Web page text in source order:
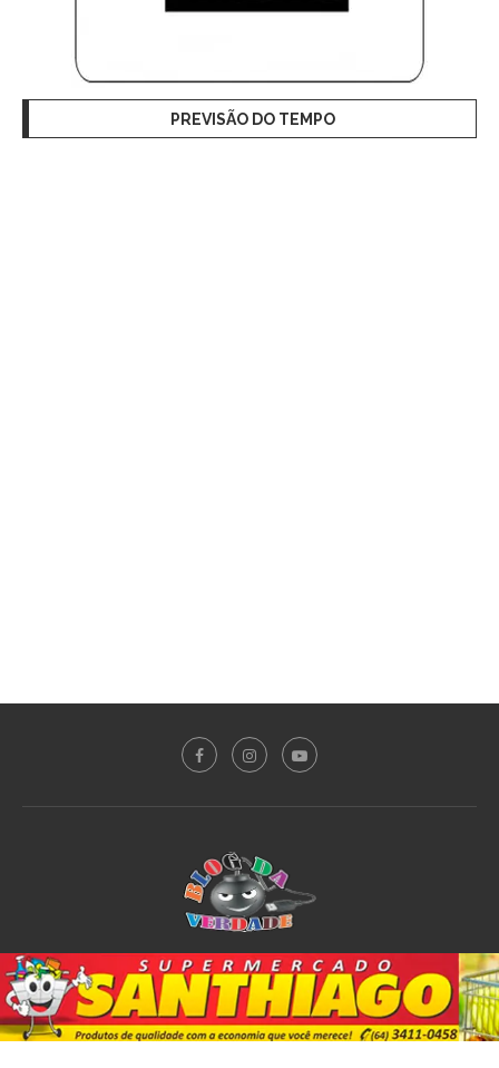
PREVISÃO DO TEMPO
Sobre o Blog Notícias Plantão Policial Acidente
Política
Esporte
@2020 - All Right Reserved. Designed and Developed byPortalDev